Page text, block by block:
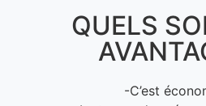
QUELS
-C’est